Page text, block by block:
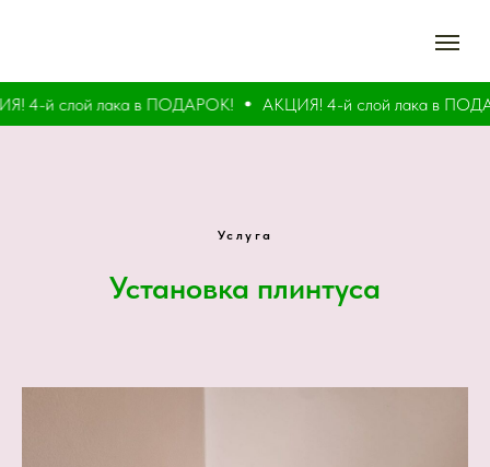
4-й слой лака в ПОДАРОК! АКЦИЯ! 4-й слой лака в
Услуга
Установка плинтуса